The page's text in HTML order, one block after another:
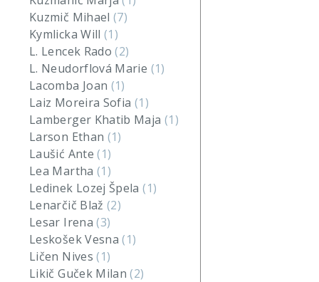
Kuzmič Mihael(7)
Kymlicka Will(1)
L. Lencek Rado(2)
L. Neudorflová Marie (1)
Lacomba Joan (1)
Laiz Moreira Sofia (1)
Lamberger Khatib Maja (1)
Larson Ethan (1)
Laušić Ante(1)
Lea Martha (1)
Ledinek Lozej Špela(1)
Lenarčič Blaž(2)
Lesar Irena(3)
Leskošek Vesna(1)
Ličen Nives(1)
Likič Guček Milan(2)